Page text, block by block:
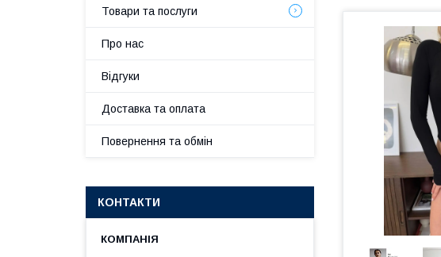
Товари та послуги
Про нас
Відгуки
Доставка та оплата
Повернення та обмін
КОНТАКТИ